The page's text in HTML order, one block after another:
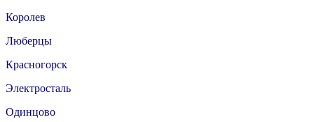
Королев
Люберцы
Красногорск
Электросталь
Одинцово